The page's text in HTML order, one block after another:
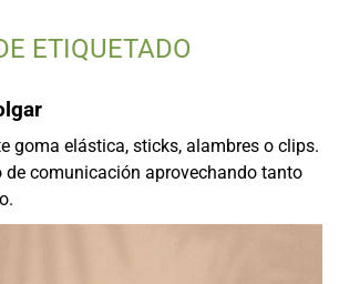
ETIQUETADO
goma elástica, sticks, alambres o clips.
de comunicación aprovechando tanto